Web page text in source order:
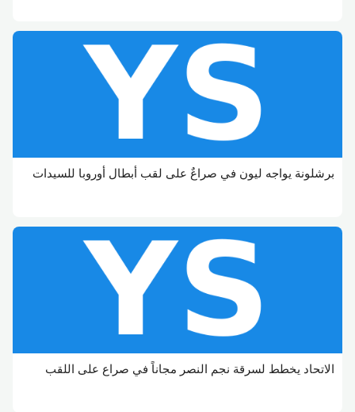
برشلونة يواجه ليون في صراعٌ على لقب أبطال أوروبا للسيدات
الاتحاد يخطط لسرقة نجم النصر مجاناً في صراع على اللقب